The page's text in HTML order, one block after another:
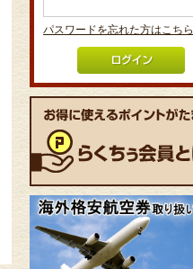
パスワードを忘れた方はこちら